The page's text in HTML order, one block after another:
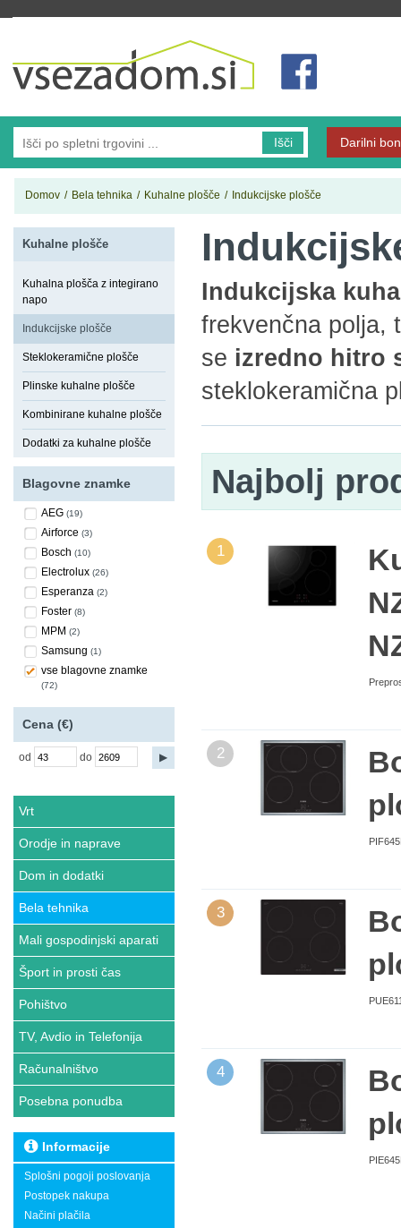
Išči Darilni
Domov / Bela tehnika / Kuhalne plošče / Indukcijske plošče
Kuhalne plošče
Kuhalna plošča z integirano
napo
Indukcijske plošče
Steklokeramične plošče
Plinske kuhalne plošče
Kombinirane kuhalne plošče
Dodatki za kuhalne plošče
Blagovne znamke
AEG (19)
Airforce (3)
Bosch (10)
Electrolux (26)
Esperanza (2)
Foster (8)
MPM (2)
Samsung (1)
vse blagovne znamke
(72)
Cena (€)
od do
Vrt
Orodje in naprave
Dom in dodatki
Bela tehnika
Mali gospodinjski aparati
Šport in prosti čas
Pohištvo
TV, Avdio in Telefonija
Računalništvo
Posebna ponudba
Informacije
Splošni pogoji poslovanja
Postopek nakupa
Načini plačila
Indukcijska
frekvenčna polja,
se izredno hitro
steklokeramična
Najbolj
1
2
3
4